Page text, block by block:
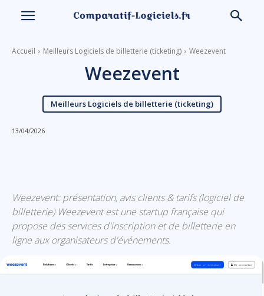
Accueil Meilleurs Logiciels de billetterie (ticketing) Weezevent
Weezevent
Meilleurs Logiciels de billetterie (ticketing)
13/04/2026
Weezevent: présentation, avis clients & tarifs (logiciel de
billetterie) Weezevent est une startup française qui
propose des services d'inscription et de billetterie en
ligne aux organisateurs d'événements.